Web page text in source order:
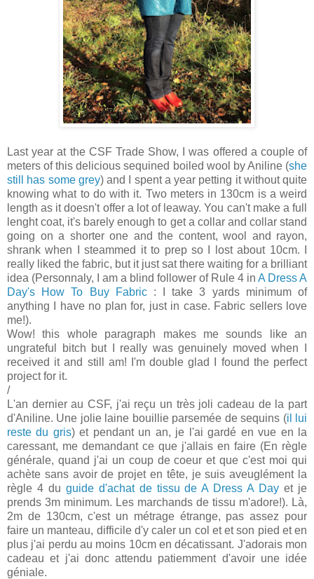
Last year at the CSF Trade Show, I was offered a couple of
meters of this delicious sequined boiled wool by Aniline (she
still has some grey) and I spent a year petting it without quite
knowing what to do with it. Two meters in 130cm is a weird
length as it doesn't offer a lot of leaway. You can't make a full
lenght coat, it's barely enough to get a collar and collar stand
going on a shorter one and the content, wool and rayon,
shrank when I steammed it to prep so I lost about 10cm. I
really liked the fabric, but it just sat there waiting for a brilliant
idea (Personnaly, I am a blind follower of Rule 4 in A Dress A
Day's How To Buy Fabric: I take 3 yards minimum of
anything I have no plan for, just in case. Fabric sellers love
me!).
Wow! this whole paragraph makes me sounds like an
ungrateful bitch but I really was genuinely moved when I
received it and still am! I'm double glad I found the perfect
project for it.
/
L'an dernier au CSF, j'ai reçu un très joli cadeau de la part
d'Aniline. Une jolie laine bouillie parsemée de sequins (il lui
reste du gris) et pendant un an, je l'ai gardé en vue en la
caressant, me demandant ce que j'allais en faire (En règle
générale, quand j'ai un coup de coeur et que c'est moi qui
achète sans avoir de projet en tête, je suis aveuglément la
règle 4 du guide d'achat de tissu de A Dress A Day et je
prends 3m minimum. Les marchands de tissu m'adore!). Là,
2m de 130cm, c'est un métrage étrange, pas assez pour
faire un manteau, difficile d'y caler un col et et son pied et en
plus j'ai perdu au moins 10cm en décatissant. J'adorais mon
cadeau et j'ai donc attendu patiemment d'avoir une idée
géniale.